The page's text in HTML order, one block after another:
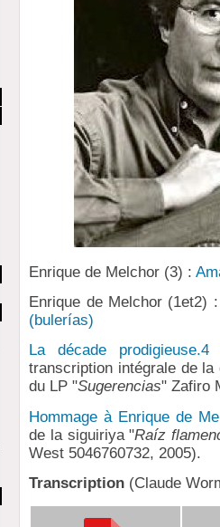
Enrique de Melchor (3) :
Enrique de Melchor (1et2)
(bulerías)
La décade
transcription intégrale de la
du LP "Sugerencias" Zafiro
Hommage à Enrique de
de la siguiriya "Raíz
West 5046760732, 2005).
Transcription (Claude